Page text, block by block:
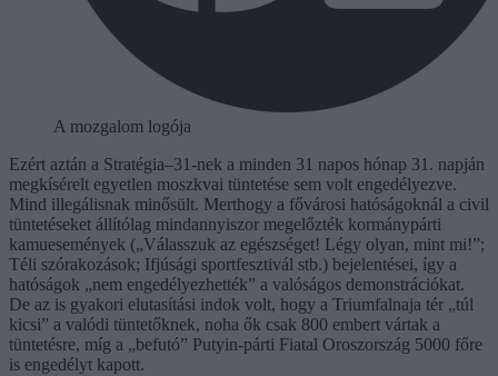
A mozgalom logója
Ezért aztán a Stratégia–31-nek a minden 31 napos hónap 31. napján
megkísérelt egyetlen moszkvai tüntetése sem volt engedélyezve.
Mind illegálisnak minősült. Merthogy a fővárosi hatóságoknál a civil
tüntetéseket állítólag mindannyiszor megelőzték kormánypárti
kamuesemények („Válasszuk az egészséget! Légy olyan, mint mi!”;
Téli szórakozások; Ifjúsági sportfesztivál stb.) bejelentései, így a
hatóságok „nem engedélyezhették” a valóságos demonstrációkat.
De az is gyakori elutasítási indok volt, hogy a Triumfalnaja tér „túl
kicsi” a valódi tüntetőknek, noha ők csak 800 embert vártak a
tüntetésre, míg a „befutó” Putyin-párti Fiatal Oroszország 5000 főre
is engedélyt kapott.